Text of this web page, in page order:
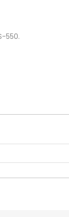
550.